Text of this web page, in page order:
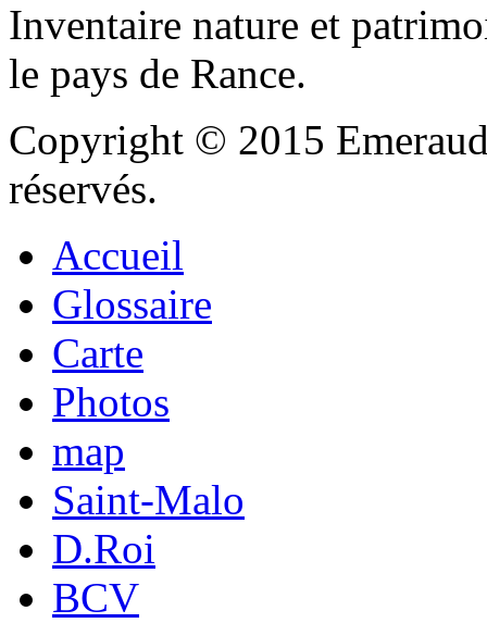
Inventaire nature et
le pays de Rance.
Copyright © 2015
réservés.
Accueil
Glossaire
Carte
Photos
map
Saint-Malo
D.Roi
BCV